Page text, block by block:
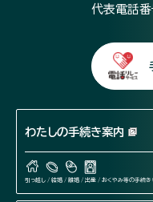
代表電話
わたしの手続き案内
引っ越し / 結婚 / 離婚 / 出産 / おくやみ等の手続きを